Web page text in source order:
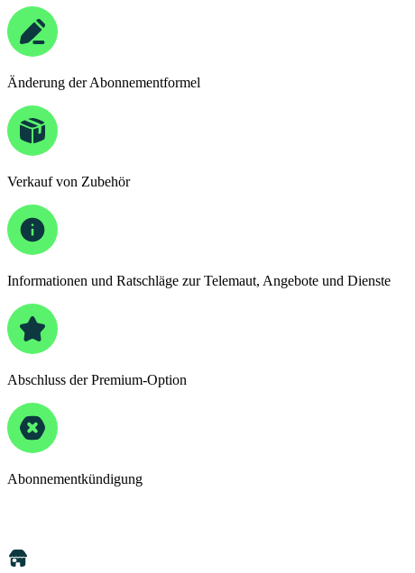
Änderung der Abonnementformel
Verkauf von Zubehör
Informationen und Ratschläge zur Telemaut, Angebote und Dienste
Abschluss der Premium-Option
Abonnementkündigung